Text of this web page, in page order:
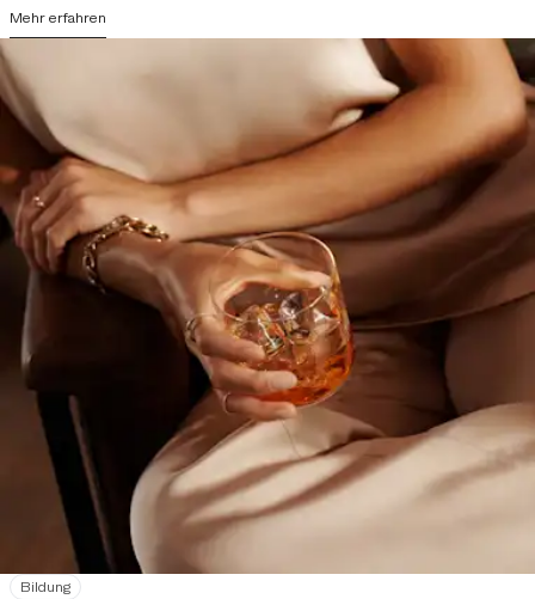
Mehr erfahren
Bildung